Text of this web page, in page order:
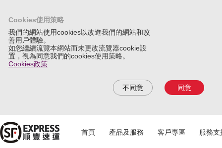
Cookies使用策略
我們的網站使用cookies以改進我們的網站和改
善用戶體驗。
如您繼續流覽本網站而未更改流覽器cookie設
置，視為同意我們的cookies使用策略。
Cookies政策
不同意 同意
首頁 產品及服務 客戶專區 服務支